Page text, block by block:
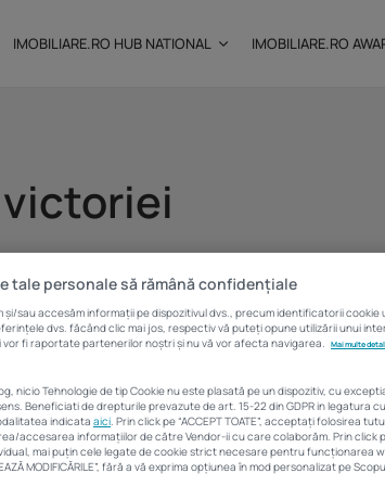
IMOBILIARE.RO HUB NATIONAL IMOBILIARE.RO
Câtă
Investițiile publice și
private remodelează...
25 noiembrie 2025
victoriei
tale personale să rămână confidențiale
și/sau accesăm informații pe dispozitivul dvs., precum identificatorii
dvs. făcând clic mai jos, respectiv vă puteți opune utilizării unui
fi raportate partenerilor noștri și nu vă vor afecta navigarea.
Mai multe
nicio Tehnologie de tip Cookie nu este plasată pe un dispozitiv, cu
Beneficiati de drepturile prevazute de art. 15-22 din GDPR in
indicata aici . Prin click pe “ACCEPT TOATE”, acceptați folosirea
accesarea informațiilor de către Vendor-ii cu care colaborăm. Prin click pe
mai puțin cele legate de cookie strict necesare pentru funcționarea
MODIFICĂRILE”, fără a vă exprima opțiunea în mod personalizat pe